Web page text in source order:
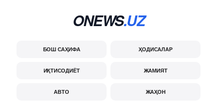
ONEWS.UZ
БОШ САҲИФА ҲОДИСАЛАР
ИҚТИСОДИЁТ ЖАМИЯТ
АВТО ЖАҲОН